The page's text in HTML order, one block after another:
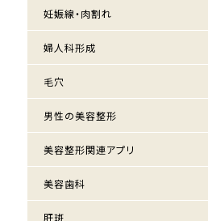
妊娠線・肉割れ
婦人科形成
毛穴
男性の美容整形
美容整形関連アプリ
美容歯科
肝斑